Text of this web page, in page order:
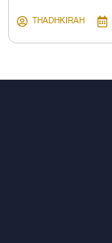
THADHKIRAH